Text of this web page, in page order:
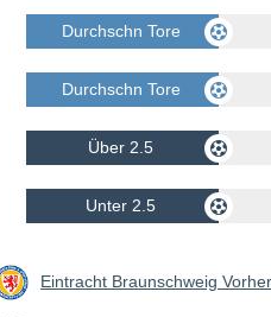
Durchschn Tore Geschossen
Durchschn Tore Erhalten
Über 2.5
Unter 2.5
Eintracht Braunschweig